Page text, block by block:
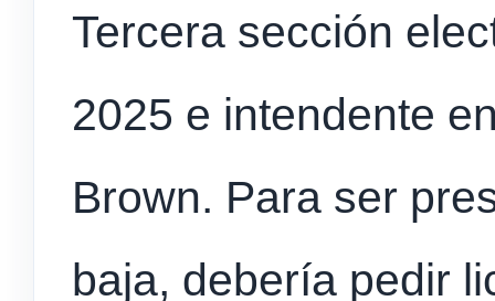
Tercera sección
2025 e intendente
Brown. Para ser
baja, debería pedir